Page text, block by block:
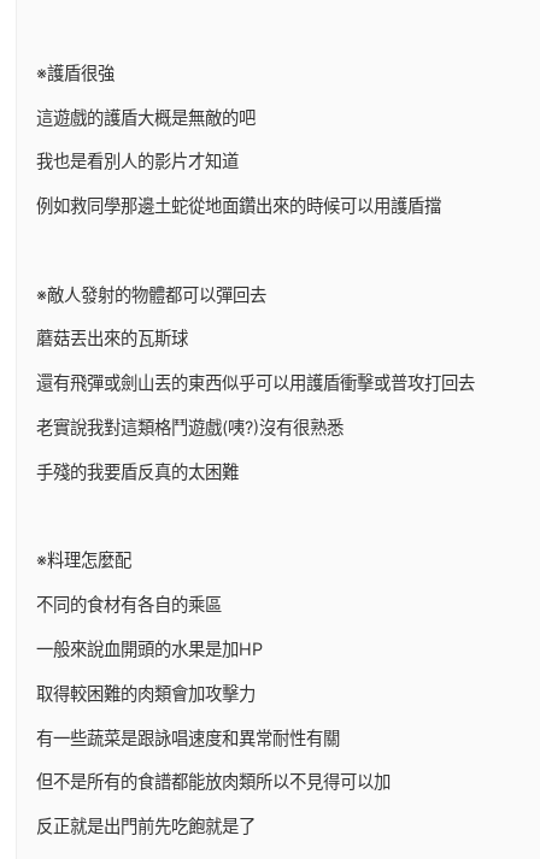
※護盾很強
這遊戲的護盾大概是無敵的吧
我也是看別人的影片才知道
例如救同學那邊土蛇從地面鑽出來的時候可以用護盾擋
※敵人發射的物體都可以彈回去
蘑菇丟出來的瓦斯球
還有飛彈或劍山丟的東西似乎可以用護盾衝擊或普攻打回去
老實說我對這類格鬥遊戲(咦?)沒有很熟悉
手殘的我要盾反真的太困難
※料理怎麼配
不同的食材有各自的乘區
一般來說血開頭的水果是加HP
取得較困難的肉類會加攻擊力
有一些蔬菜是跟詠唱速度和異常耐性有關
但不是所有的食譜都能放肉類所以不見得可以加
反正就是出門前先吃飽就是了